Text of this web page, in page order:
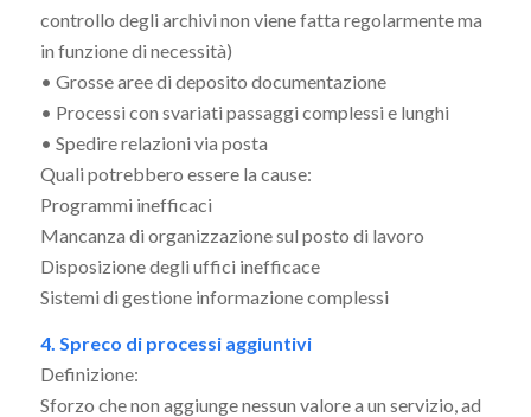
controllo degli archivi non viene fatta regolarmente ma
in funzione di necessità)
• Grosse aree di deposito documentazione
• Processi con svariati passaggi complessi e lunghi
• Spedire relazioni via posta
Quali potrebbero essere la cause:
Programmi inefficaci
Mancanza di organizzazione sul posto di lavoro
Disposizione degli uffici inefficace
Sistemi di gestione informazione complessi
4. Spreco di processi aggiuntivi
Definizione:
Sforzo che non aggiunge nessun valore a un servizio, ad